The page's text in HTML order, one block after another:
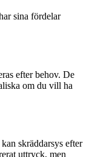
sina fördelar
efter behov. De
om du vill ha
skräddarsys efter
uttryck, men